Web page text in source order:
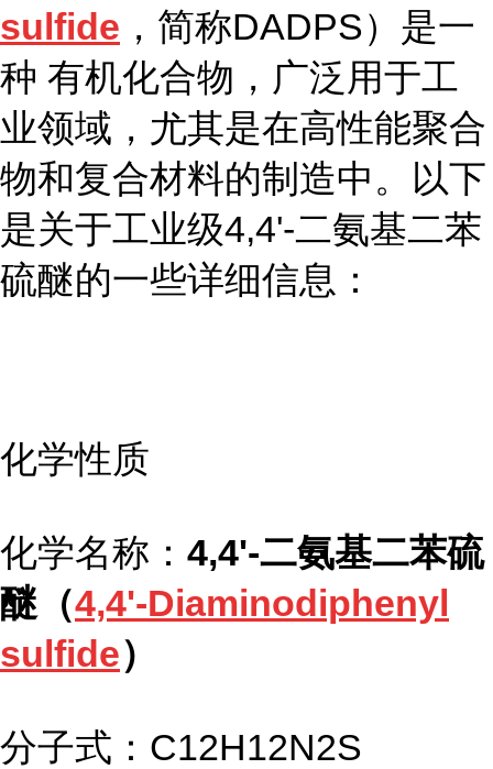
sulfide ，简称DADPS）是一
种 有机化合物，广泛用于工
业领域，尤其是在高性能聚合
物和复合材料的制造中。以下
是关于工业级4,4'-二氨基二苯
硫醚的一些详细信息：
化学性质
化学名称： 4,4'-二氨基二苯硫
醚（4,4'-Diaminodiphenyl
sulfide）
分子式：C12H12N2S